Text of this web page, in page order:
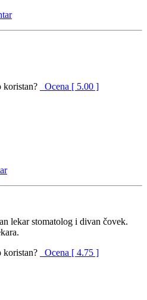
koristan?
Ocena [ 5.00 ]
lekar stomatolog i divan čovek.
koristan?
Ocena [ 4.75 ]